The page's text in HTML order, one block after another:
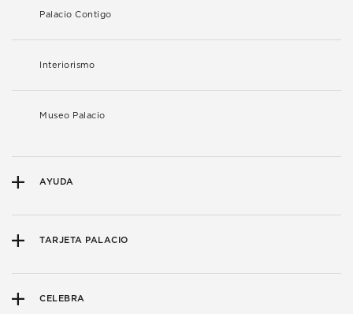
Palacio Contigo
Interiorismo
Museo Palacio
AYUDA
TARJETA PALACIO
CELEBRA